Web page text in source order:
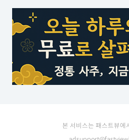
본 서비스는 패스트뷰에